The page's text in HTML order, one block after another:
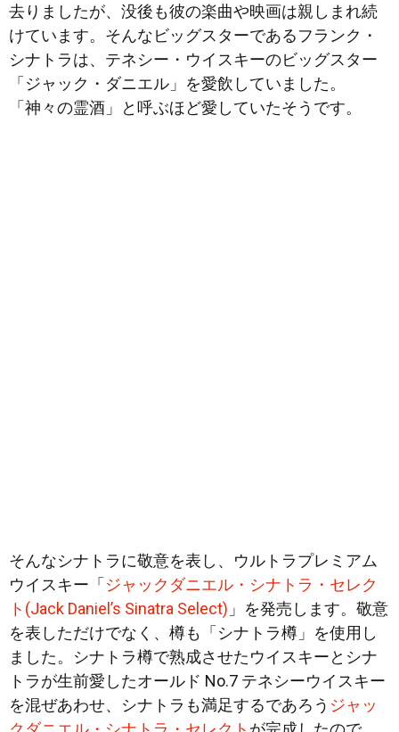
去りましたが、没後も彼の楽曲や映画は親しまれ続
けています。そんなビッグスターであるフランク・
シナトラは、テネシー・ウイスキーのビッグスター
「ジャック・ダニエル」を愛飲していました。
「神々の霊酒」と呼ぶほど愛していたそうです。
そんなシナトラに敬意を表し、ウルトラプレミアム
ウイスキー「ジャックダニエル・シナトラ・セレク
ト(Jack Daniel’s Sinatra Select) 」を発売します。敬意
を表しただけでなく、樽も「シナトラ樽」を使用し
ました。シナトラ樽で熟成させたウイスキーとシナ
トラが生前愛したオールド No.7 テネシーウイスキー
を混ぜあわせ、シナトラも満足するであろう ジャッ